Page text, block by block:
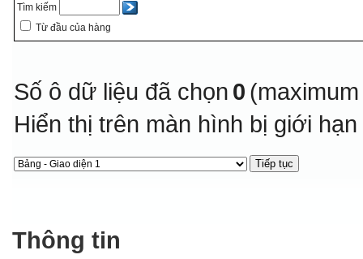
Tìm kiếm
Từ đầu của hàng
Số ô dữ liệu đã chọn 0
Hiển thị trên màn hình bị giới
Thông tin